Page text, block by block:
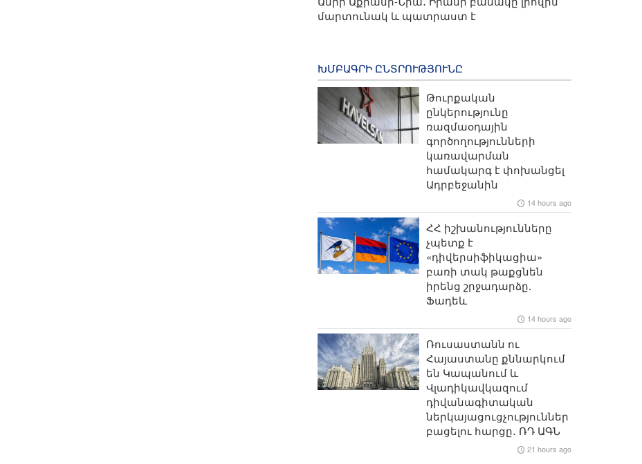
մարտունակ և պատրաստ է
ԽՄԲԱԳՐԻ ԸՆՏՐՈՒԹՅՈՒՆԸ
Թուրքական
ընկերությունը
ռազմաօդային
գործողությունների
կառավարման
համակարգ է փոխանցել
Ադրբեջանին
14 hours ago
ՀՀ իշխանությունները
չպետք է
«դիվերսիֆիկացիա»
բառի տակ թաքցնեն
իրենց շրջադարձը.
Ֆադեև
14 hours ago
Ռուսաստանն ու
Հայաստանը քննարկում
են Կապանում և
Վլադիկավկազում
դիվանագիտական
ներկայացուցչություններ
բացելու հարցը․ ՌԴ ԱԳՆ
21 hours ago